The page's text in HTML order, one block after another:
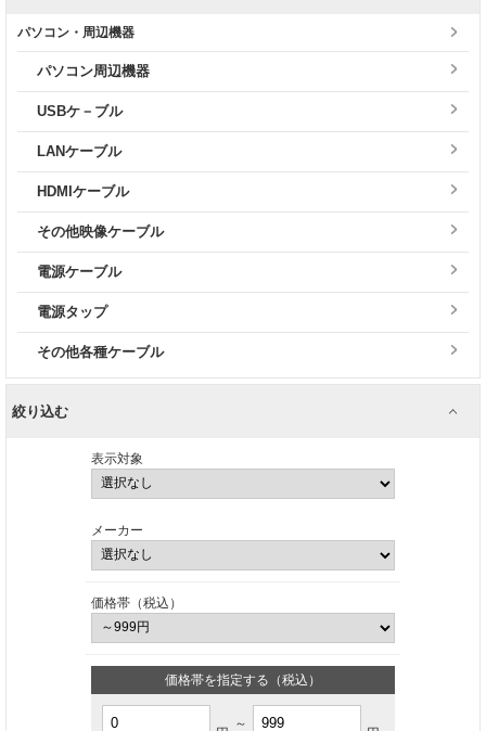
パソコン・周辺機器
パソコン周辺機器
USBケ－ブル
LANケーブル
HDMIケーブル
その他映像ケーブル
電源ケーブル
電源タップ
その他各種ケーブル
絞り込む
表示対象
メーカー
価格帯（税込）
価格帯を指定する（税込）
～